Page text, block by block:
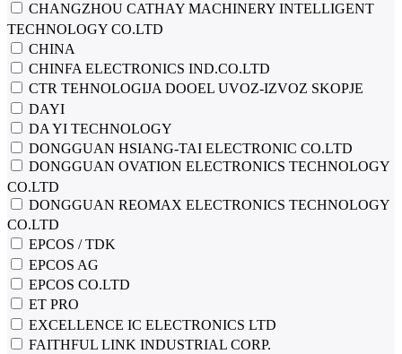
CHANGZHOU CATHAY MACHINERY INTELLIGENT
TECHNOLOGY CO.LTD
CHINA
CHINFA ELECTRONICS IND.CO.LTD
CTR TEHNOLOGIJA DOOEL UVOZ-IZVOZ SKOPJE
DAYI
DA YI TECHNOLOGY
DONGGUAN HSIANG-TAI ELECTRONIC CO.LTD
DONGGUAN OVATION ELECTRONICS TECHNOLOGY
CO.LTD
DONGGUAN REOMAX ELECTRONICS TECHNOLOGY
CO.LTD
EPCOS / TDK
EPCOS AG
EPCOS CO.LTD
ET PRO
EXCELLENCE IC ELECTRONICS LTD
FAITHFUL LINK INDUSTRIAL CORP.